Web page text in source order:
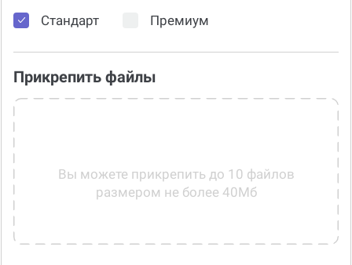
Стандарт Премиум
Прикрепить файлы
Вы можете прикрепить до 10 файлов
размером не более 40Мб